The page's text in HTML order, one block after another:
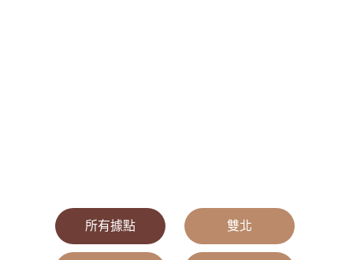
所有據點 雙北